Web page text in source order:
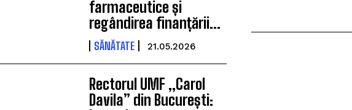
farmaceutice și
regândirea finanțării...
SĂNĂTATE 21.05.2026
Rectorul UMF „Carol
Davila” din București: